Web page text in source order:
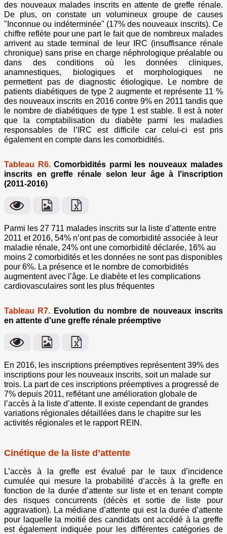
des nouveaux malades inscrits en attente de greffe rénale.
De plus, on constate un volumineux groupe de causes
"Inconnue ou indéterminée" (17% des nouveaux inscrits). Ce
chiffre reflète pour une part le fait que de nombreux malades
arrivent au stade terminal de leur IRC (insuffisance rénale
chronique) sans prise en charge néphrologique préalable ou
dans des conditions où les données cliniques,
anamnestiques, biologiques et morphologiques ne
permettent pas de diagnostic étiologique. Le nombre de
patients diabétiques de type 2 augmente et représente 11 %
des nouveaux inscrits en 2016 contre 9% en 2011 tandis que
le nombre de diabétiques de type 1 est stable. Il est à noter
que la comptabilisation du diabète parmi les maladies
responsables de l’IRC est difficile car celui-ci est pris
également en compte dans les comorbidités.
Tableau R6.Comorbidités parmi les nouveaux malades
inscrits en greffe rénale selon leur âge à l'inscription
(2011-2016)
Parmi les 27 711 malades inscrits sur la liste d’attente entre
2011 et 2016, 54% n’ont pas de comorbidité associée à leur
maladie rénale, 24% ont une comorbidité déclarée, 16% au
moins 2 comorbidités et les données ne sont pas disponibles
pour 6%. La présence et le nombre de comorbidités
augmentent avec l’âge. Le diabète et les complications
cardiovasculaires sont les plus fréquentes
Tableau R7. Evolution du nombre de nouveaux inscrits
en attente d'une greffe rénale préemptive
En 2016, les inscriptions préemptives représentent 39% des
inscriptions pour les nouveaux inscrits, soit un malade sur
trois. La part de ces inscriptions préemptives a progressé de
7% depuis 2011, reflétant une amélioration globale de
l’accès à la liste d’attente. Il existe cependant de grandes
variations régionales détaillées dans le chapitre sur les
activités régionales et le rapport REIN.
Cinétique de la liste d’attente
L’accès à la greffe est évalué par le taux d’incidence
cumulée qui mesure la probabilité d’accès à la greffe en
fonction de la durée d’attente sur liste et en tenant compte
des risques concurrents (décès et sortie de liste pour
aggravation). La médiane d’attente qui est la durée d’attente
pour laquelle la moitié des candidats ont accédé à la greffe
est également indiquée pour les différentes catégories de